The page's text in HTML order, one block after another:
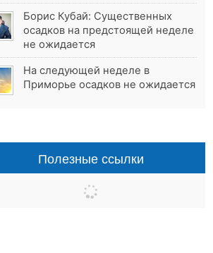
Борис Кубай: Существенных
осадков на предстоящей неделе
не ожидается
На следующей неделе в
Приморье осадков не ожидается
Полезные ссылки